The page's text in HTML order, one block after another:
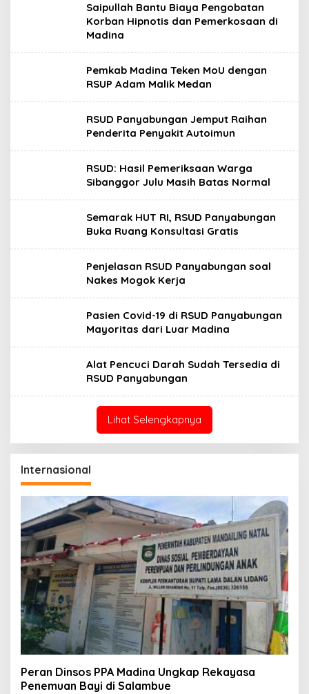
Saipullah Bantu Biaya Pengobatan
Korban Hipnotis dan Pemerkosaan di
Madina
Pemkab Madina Teken MoU dengan
RSUP Adam Malik Medan
RSUD Panyabungan Jemput Raihan
Penderita Penyakit Autoimun
RSUD: Hasil Pemeriksaan Warga
Sibanggor Julu Masih Batas Normal
Semarak HUT RI, RSUD Panyabungan
Buka Ruang Konsultasi Gratis
Penjelasan RSUD Panyabungan soal
Nakes Mogok Kerja
Pasien Covid-19 di RSUD Panyabungan
Mayoritas dari Luar Madina
Alat Pencuci Darah Sudah Tersedia di
RSUD Panyabungan
Lihat Selengkapnya
Internasional
Peran Dinsos PPA Madina Ungkap Rekayasa
Penemuan Bayi di Salambue